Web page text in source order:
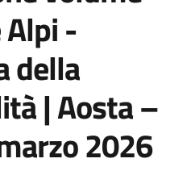
-
della
| Aosta –
2026